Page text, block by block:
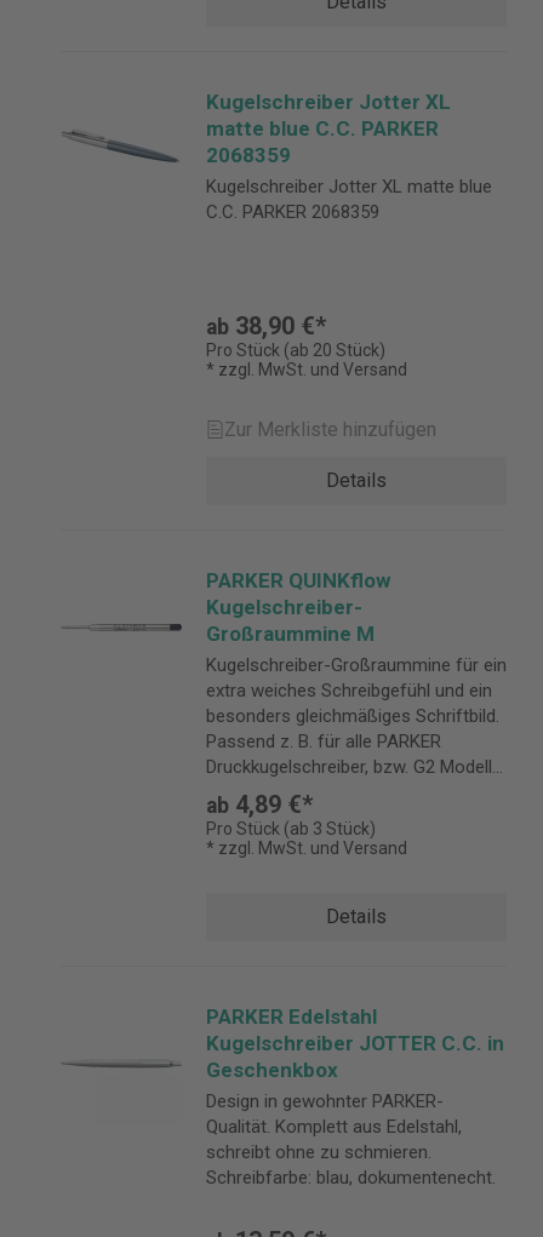
Kugelschreiber Jotter XL
matte blue C.C. PARKER
2068359
Kugelschreiber Jotter XL matte blue
C.C. PARKER 2068359
ab 38,90 €*
Pro Stück (ab 20 Stück)
* zzgl. MwSt. und Versand
Zur Merkliste hinzufügen
Details
PARKER QUINKflow
Kugelschreiber-
Großraummine M
Kugelschreiber-Großraummine für ein
extra weiches Schreibgefühl und ein
besonders gleichmäßiges Schriftbild.
Passend z. B. für alle PARKER
Druckkugelschreiber, bzw. G2 Modelle.
Strichsträrke: M.
ab 4,89 €*
Pro Stück (ab 3 Stück)
* zzgl. MwSt. und Versand
Details
PARKER Edelstahl
Kugelschreiber JOTTER C.C. in
Geschenkbox
Design in gewohnter PARKER-
Qualität. Komplett aus Edelstahl,
schreibt ohne zu schmieren.
Schreibfarbe: blau, dokumentenecht.